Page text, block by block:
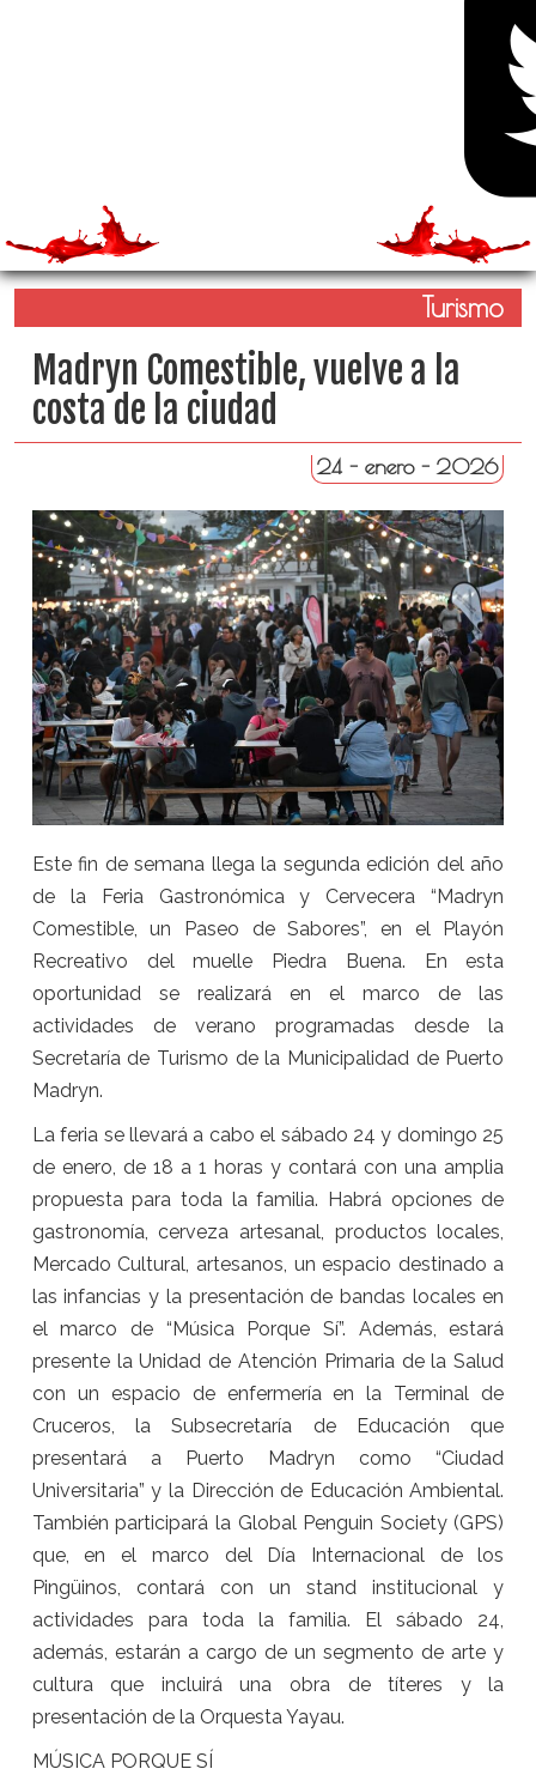
Turismo
Madryn Comestible, vuelve a la
costa de la ciudad
24 - enero - 2026
Este fin de semana llega la segunda edición del año
de la Feria Gastronómica y Cervecera “Madryn
Comestible, un Paseo de Sabores”, en el Playón
Recreativo del muelle Piedra Buena. En esta
oportunidad se realizará en el marco de las
actividades de verano programadas desde la
Secretaría de Turismo de la Municipalidad de Puerto
Madryn.
La feria se llevará a cabo el sábado 24 y domingo 25
de enero, de 18 a 1 horas y contará con una amplia
propuesta para toda la familia. Habrá opciones de
gastronomía, cerveza artesanal, productos locales,
Mercado Cultural, artesanos, un espacio destinado a
las infancias y la presentación de bandas locales en
el marco de “Música Porque Sí”. Además, estará
presente la Unidad de Atención Primaria de la Salud
con un espacio de enfermería en la Terminal de
Cruceros, la Subsecretaría de Educación que
presentará a Puerto Madryn como “Ciudad
Universitaria” y la Dirección de Educación Ambiental.
También participará la Global Penguin Society (GPS)
que, en el marco del Día Internacional de los
Pingüinos, contará con un stand institucional y
actividades para toda la familia. El sábado 24,
además, estarán a cargo de un segmento de arte y
cultura que incluirá una obra de títeres y la
presentación de la Orquesta Yayau.
MÚSICA PORQUE SÍ